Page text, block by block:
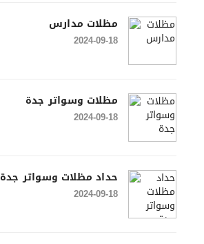
مظلات مدارس
2024-09-18
مظلات وسواتر جدة
2024-09-18
حداد مظلات وسواتر جدة
2024-09-18